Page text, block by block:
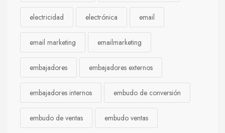
electricidad electrónica email
email marketing emailmarketing
embajadores embajadores externos
embajadores internos embudo de conversión
embudo de ventas embudo ventas